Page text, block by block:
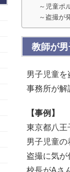
～児童ポ
～盗撮が
教師が
男子児童
事務所が解
【事例】
東京都八王
男子児童
盗撮に気が
校長がAさ